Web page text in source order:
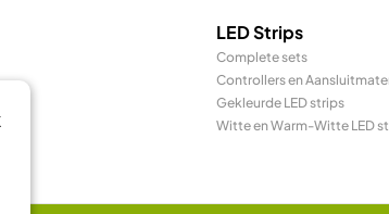
LED Strips
Complete sets
Controllers en
Gekleurde LED strips
Witte en Warm-Witte LED